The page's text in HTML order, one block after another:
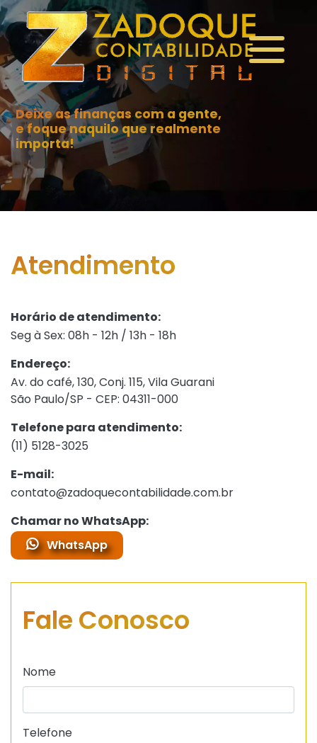
Deixe as finanças com a gente,
e foque naquilo que realmente
importa!
Atendimento
Horário de atendimento:
Seg à Sex: 08h - 12h / 13h - 18h
Endereço:
Av. do café, 130, Conj. 115, Vila Guarani
São Paulo/SP - CEP: 04311-000
Telefone para atendimento:
(11) 5128-3025
E-mail:
contato@zadoquecontabilidade.com.br
Chamar no WhatsApp:
WhatsApp
Fale Conosco
Nome
Telefone